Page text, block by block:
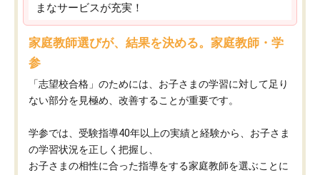
まなサービスが充実！
家庭教師選びが、結果を決める。家庭教師・学
参
「志望校合格」のためには、お子さまの学習に対して足り
ない部分を見極め、改善することが重要です。
学参では、受験指導40年以上の実績と経験から、お子さま
の学習状況を正しく把握し、
お子さまの相性に合った指導をする家庭教師を選ぶことに